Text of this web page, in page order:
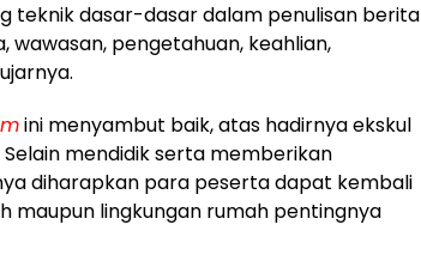
teknik dasar-dasar dalam penulisan berita
wawasan, pengetahuan, keahlian,
ini menyambut baik, atas hadirnya ekskul
Selain mendidik serta memberikan
diharapkan para peserta dapat kembali
maupun lingkungan rumah pentingnya